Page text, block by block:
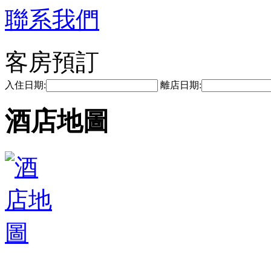
聯系我們
客房預訂
入住日期: 離店日期:
酒店地圖